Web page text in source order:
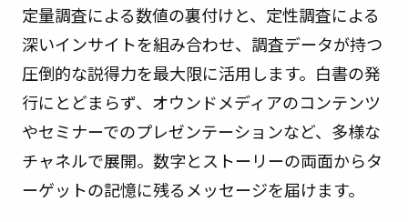
定量調査による数値の裏付けと、定性調査による
深いインサイトを組み合わせ、調査データが持つ
圧倒的な説得力を最大限に活用します。白書の発
行にとどまらず、オウンドメディアのコンテンツ
やセミナーでのプレゼンテーションなど、多様な
チャネルで展開。数字とストーリーの両面からタ
ーゲットの記憶に残るメッセージを届けます。